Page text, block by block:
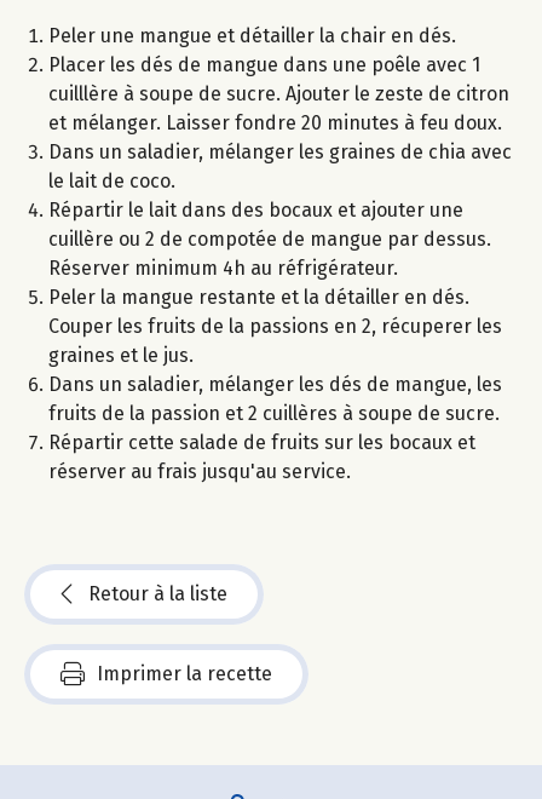
Peler une mangue et détailler la chair en dés.
Placer les dés de mangue dans une poêle avec 1
cuilllère à soupe de sucre. Ajouter le zeste de citron
et mélanger. Laisser fondre 20 minutes à feu doux.
Dans un saladier, mélanger les graines de chia avec
le lait de coco.
Répartir le lait dans des bocaux et ajouter une
cuillère ou 2 de compotée de mangue par dessus.
Réserver minimum 4h au réfrigérateur.
Peler la mangue restante et la détailler en dés.
Couper les fruits de la passions en 2, récuperer les
graines et le jus.
Dans un saladier, mélanger les dés de mangue, les
fruits de la passion et 2 cuillères à soupe de sucre.
Répartir cette salade de fruits sur les bocaux et
réserver au frais jusqu'au service.
Retour à la liste
Imprimer la recette